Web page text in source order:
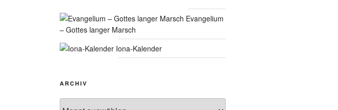
Evangelium
– Gottes langer Marsch
Iona-Kalender
ARCHIV